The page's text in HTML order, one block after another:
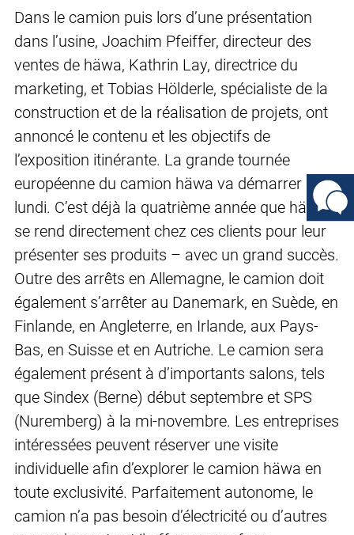
Dans le camion puis lors d’une présentation
dans l’usine, Joachim Pfeiffer, directeur des
ventes de häwa, Kathrin Lay, directrice du
marketing, et Tobias Hölderle, spécialiste de la
construction et de la réalisation de projets, ont
annoncé le contenu et les objectifs de
l’exposition itinérante. La grande tournée
européenne du camion häwa va démarrer
lundi. C’est déjà la quatrième année que häwa
se rend directement chez ces clients pour leur
présenter ses produits – avec un grand succès.
Outre des arrêts en Allemagne, le camion doit
également s’arrêter au Danemark, en Suède, en
Finlande, en Angleterre, en Irlande, aux Pays-
Bas, en Suisse et en Autriche. Le camion sera
également présent à d’importants salons, tels
que Sindex (Berne) début septembre et SPS
(Nuremberg) à la mi-novembre. Les entreprises
intéressées peuvent réserver une visite
individuelle afin d’explorer le camion häwa en
toute exclusivité. Parfaitement autonome, le
camion n’a pas besoin d’électricité ou d’autres